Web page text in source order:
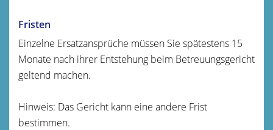
Fristen
Einzelne Ersatzansprüche müssen Sie spätestens 15
Monate nach ihrer Entstehung beim Betreuungsgericht
geltend machen.
Hinweis: Das Gericht kann eine andere Frist
bestimmen.